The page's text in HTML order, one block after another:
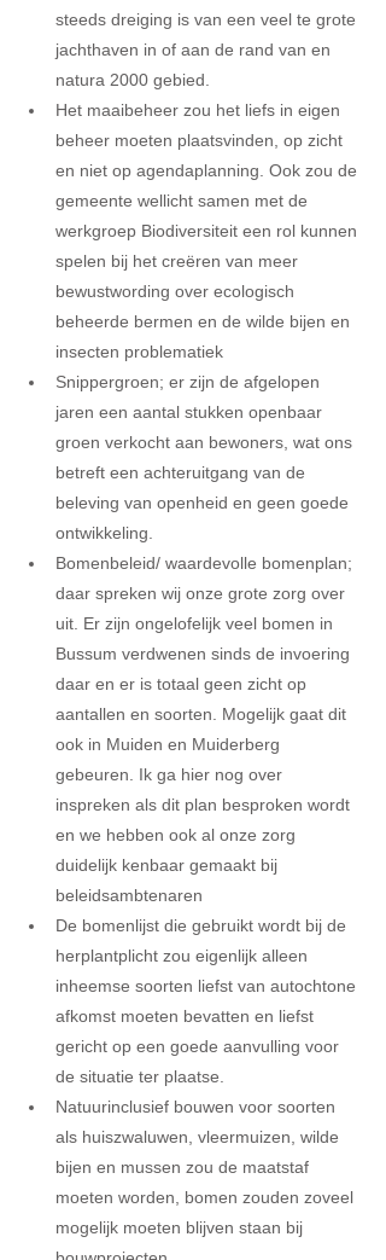
steeds dreiging is van een veel te grote
jachthaven in of aan de rand van en
natura 2000 gebied.
Het maaibeheer zou het liefs in eigen
beheer moeten plaatsvinden, op zicht
en niet op agendaplanning. Ook zou de
gemeente wellicht samen met de
werkgroep Biodiversiteit een rol kunnen
spelen bij het creëren van meer
bewustwording over ecologisch
beheerde bermen en de wilde bijen en
insecten problematiek
Snippergroen; er zijn de afgelopen
jaren een aantal stukken openbaar
groen verkocht aan bewoners, wat ons
betreft een achteruitgang van de
beleving van openheid en geen goede
ontwikkeling.
Bomenbeleid/ waardevolle bomenplan;
daar spreken wij onze grote zorg over
uit. Er zijn ongelofelijk veel bomen in
Bussum verdwenen sinds de invoering
daar en er is totaal geen zicht op
aantallen en soorten. Mogelijk gaat dit
ook in Muiden en Muiderberg
gebeuren. Ik ga hier nog over
inspreken als dit plan besproken wordt
en we hebben ook al onze zorg
duidelijk kenbaar gemaakt bij
beleidsambtenaren
De bomenlijst die gebruikt wordt bij de
herplantplicht zou eigenlijk alleen
inheemse soorten liefst van autochtone
afkomst moeten bevatten en liefst
gericht op een goede aanvulling voor
de situatie ter plaatse.
Natuurinclusief bouwen voor soorten
als huiszwaluwen, vleermuizen, wilde
bijen en mussen zou de maatstaf
moeten worden, bomen zouden zoveel
mogelijk moeten blijven staan bij